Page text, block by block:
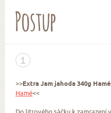
Postup
1
>>Extra Jam jahoda340g Hamé
Hamé<<